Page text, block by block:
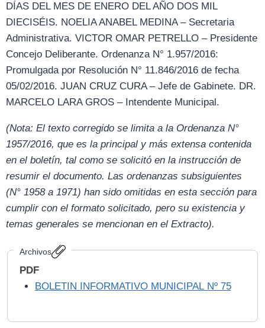
DÍAS DEL MES DE ENERO DEL AÑO DOS MIL
DIECISÉIS. NOELIA ANABEL MEDINA – Secretaria
Administrativa. VICTOR OMAR PETRELLO – Presidente
Concejo Deliberante. Ordenanza N° 1.957/2016:
Promulgada por Resolución N° 11.846/2016 de fecha
05/02/2016. JUAN CRUZ CURA – Jefe de Gabinete. DR.
MARCELO LARA GROS – Intendente Municipal.
(Nota: El texto corregido se limita a la Ordenanza N°
1957/2016, que es la principal y más extensa contenida
en el boletín, tal como se solicitó en la instrucción de
resumir el documento. Las ordenanzas subsiguientes
(N° 1958 a 1971) han sido omitidas en esta sección para
cumplir con el formato solicitado, pero su existencia y
temas generales se mencionan en el Extracto).
Archivos
PDF
BOLETIN INFORMATIVO MUNICIPAL Nº 75